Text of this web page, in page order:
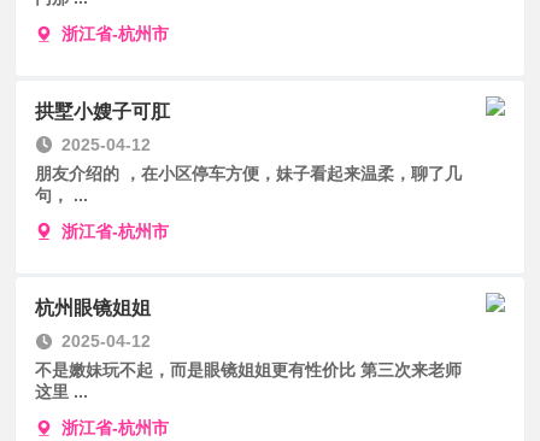
浙江省-杭州市
拱墅小嫂子可肛
2025-04-12
朋友介绍的 ，在小区停车方便，妹子看起来温柔，聊了几
句， ...
浙江省-杭州市
杭州眼镜姐姐
2025-04-12
不是嫩妹玩不起，而是眼镜姐姐更有性价比 第三次来老师
这里 ...
浙江省-杭州市